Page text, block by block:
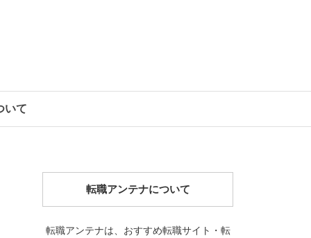
いて
転職アンテナについて
転職アンテナは、おすすめ転職サイト・転